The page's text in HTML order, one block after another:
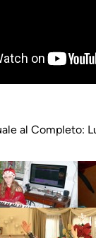
al Completo: